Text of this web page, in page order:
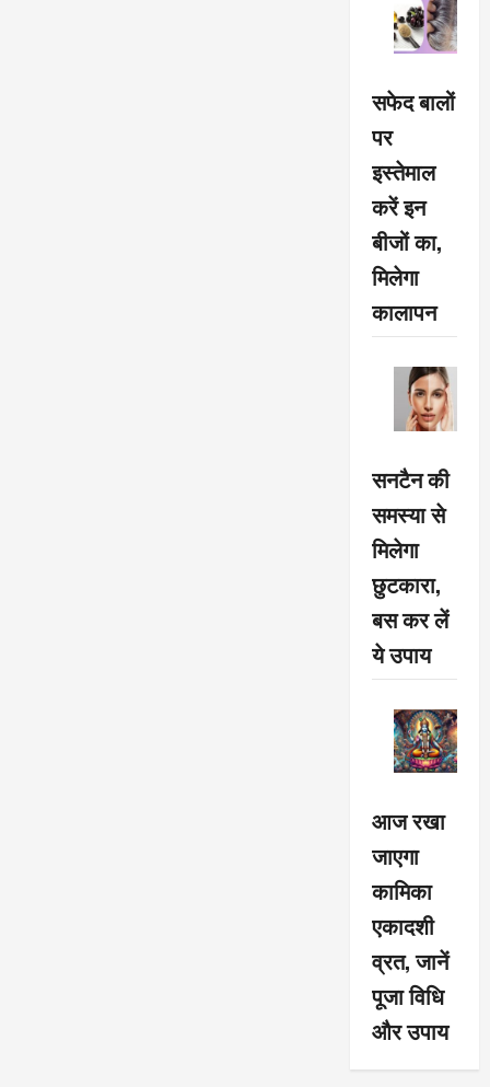
सफेद बालों
पर
इस्तेमाल
करें इन
बीजों का,
मिलेगा
कालापन
सनटैन की
समस्या से
मिलेगा
छुटकारा,
बस कर लें
ये उपाय
आज रखा
जाएगा
कामिका
एकादशी
व्रत, जानें
पूजा विधि
और उपाय